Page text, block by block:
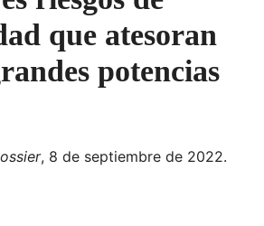
que atesoran
potencias
, 8 de septiembre de 2022.